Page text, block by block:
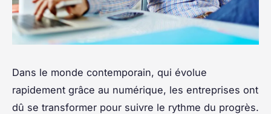
Dans le monde contemporain, qui évolue
rapidement grâce au numérique, les entreprises ont
dû se transformer pour suivre le rythme du progrès.